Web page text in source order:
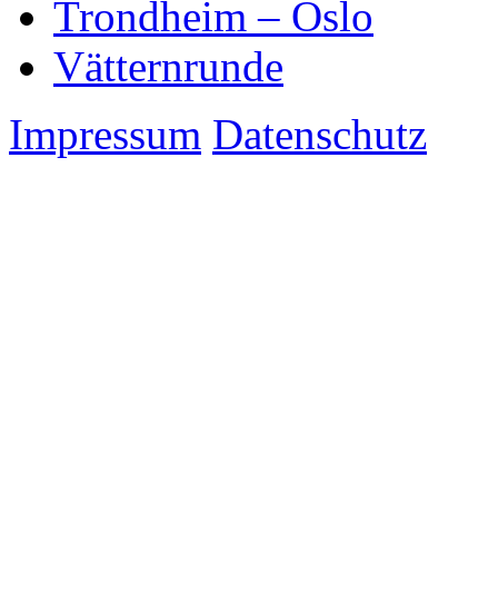
Trondheim – Oslo
Vätternrunde
Impressum Datenschutz